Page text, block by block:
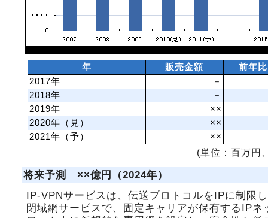
年 販売金額
前年比
2017年
－
2018年
－
2019年
××
2020年（見）
××
2021年（予）
××
(単位：百万円
将来予測 ××億円（2024年）
IP-VPNサービスは、伝送プロトコルをIPに制限
閉域網サービスで、固定キャリアが保有するIPネ